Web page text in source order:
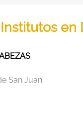
en
San Juan